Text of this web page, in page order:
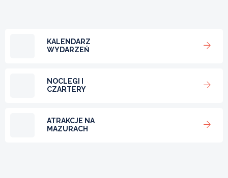
KALENDARZ
WYDARZEŃ
NOCLEGI I
CZARTERY
ATRAKCJE NA
MAZURACH